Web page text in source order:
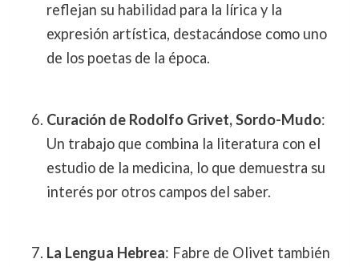
reflejan su habilidad para la lírica y la
expresión artística, destacándose como uno
de los poetas de la época.
Curación de Rodolfo Grivet, Sordo-Mudo:
Un trabajo que combina la literatura con el
estudio de la medicina, lo que demuestra su
interés por otros campos del saber.
La Lengua Hebrea: Fabre de Olivet también